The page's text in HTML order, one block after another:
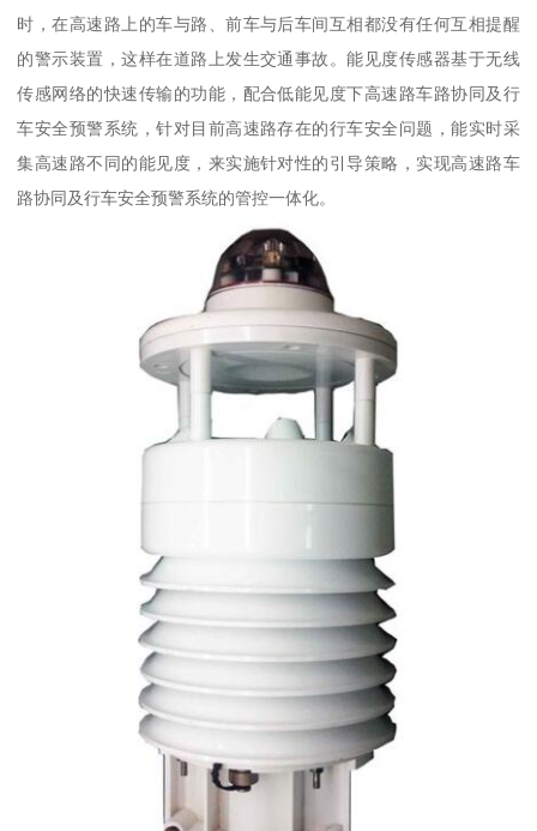
时，在高速路上的车与路、前车与后车间互相都没有任何互相提醒
的警示装置，这样在道路上发生交通事故。能见度传感器基于无线
传感网络的快速传输的功能，配合低能见度下高速路车路协同及行
车安全预警系统，针对目前高速路存在的行车安全问题，能实时采
集高速路不同的能见度，来实施针对性的引导策略，实现高速路车
路协同及行车安全预警系统的管控一体化。